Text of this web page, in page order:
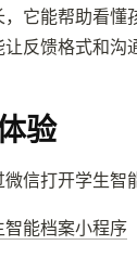
，它能帮助看
让反馈格式和沟
验
微信打开学生智
智能档案小程序